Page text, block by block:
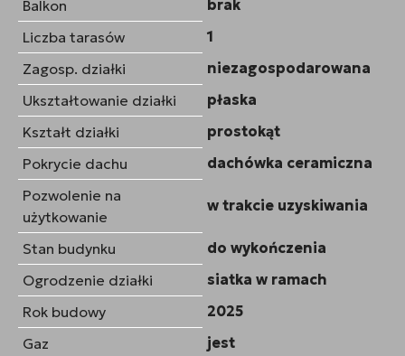
Balkon
brak
Liczba tarasów
1
Zagosp. działki
niezagospodarowana
Ukształtowanie działki
płaska
Kształt działki
prostokąt
Pokrycie dachu
dachówka ceramiczna
Pozwolenie na
użytkowanie
w trakcie uzyskiwania
Stan budynku
do wykończenia
Ogrodzenie działki
siatka w ramach
Rok budowy
2025
Gaz
jest